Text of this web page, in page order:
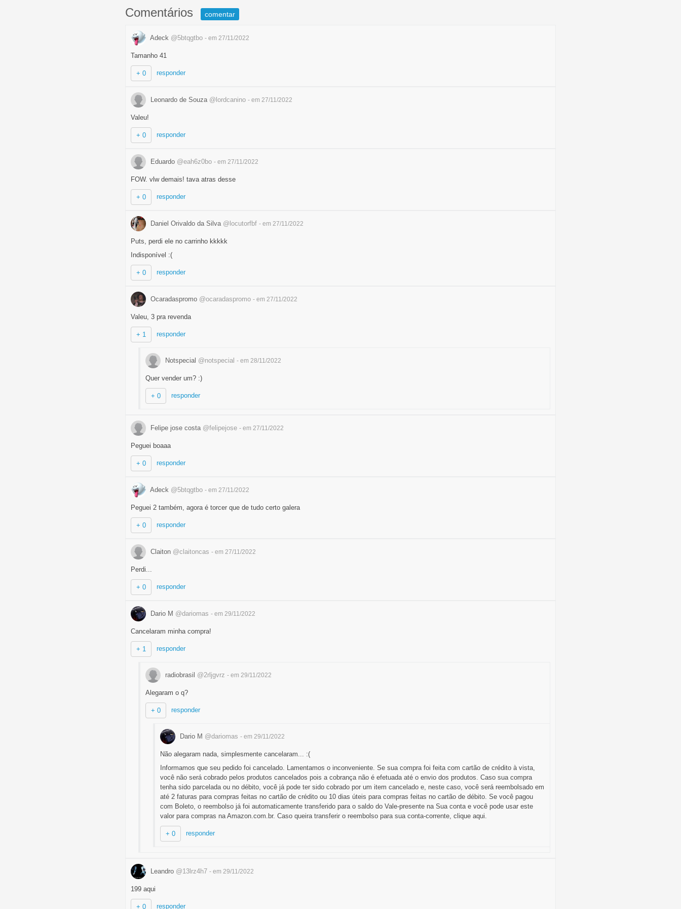
Comentários comentar
Adeck @5btqgtbo - em 27/11/2022
Tamanho 41
+ 0 responder
Leonardo de Souza @lordcanino - em 27/11/2022
Valeu!
+ 0 responder
Eduardo @eah6z0bo - em 27/11/2022
FOW. vlw demais! tava atras desse
+ 0 responder
Daniel Orivaldo da Silva @locutorfbf - em 27/11/2022
Puts, perdi ele no carrinho kkkkk
Indisponível :(
+ 0 responder
Ocaradaspromo @ocaradaspromo - em 27/11/2022
Valeu, 3 pra revenda
+ 1 responder
Notspecial @notspecial - em 28/11/2022
Quer vender um? :)
+ 0 responder
Felipe jose costa @felipejose - em 27/11/2022
Peguei boaaa
+ 0 responder
Adeck @5btqgtbo - em 27/11/2022
Peguei 2 também, agora é torcer que de tudo certo galera
+ 0 responder
Claiton @claitoncas - em 27/11/2022
Perdi...
+ 0 responder
Dario M @dariomas - em 29/11/2022
Cancelaram minha compra!
+ 1 responder
radiobrasil @2rljgvrz - em 29/11/2022
Alegaram o q?
+ 0 responder
Dario M @dariomas - em 29/11/2022
Não alegaram nada, simplesmente cancelaram... :(
Informamos que seu pedido foi cancelado. Lamentamos o inconveniente. Se sua compra foi feita com cartão de crédito à vista,
você não será cobrado pelos produtos cancelados pois a cobrança não é efetuada até o envio dos produtos. Caso sua compra
tenha sido parcelada ou no débito, você já pode ter sido cobrado por um item cancelado e, neste caso, você será reembolsado em
até 2 faturas para compras feitas no cartão de crédito ou 10 dias úteis para compras feitas no cartão de débito. Se você pagou
com Boleto, o reembolso já foi automaticamente transferido para o saldo do Vale-presente na Sua conta e você pode usar este
valor para compras na Amazon.com.br. Caso queira transferir o reembolso para sua conta-corrente, clique aqui.
+ 0 responder
Leandro @13lrz4h7 - em 29/11/2022
199 aqui
+ 0 responder